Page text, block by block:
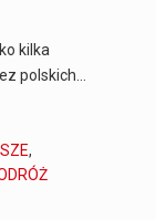
kilka
polskich…
,